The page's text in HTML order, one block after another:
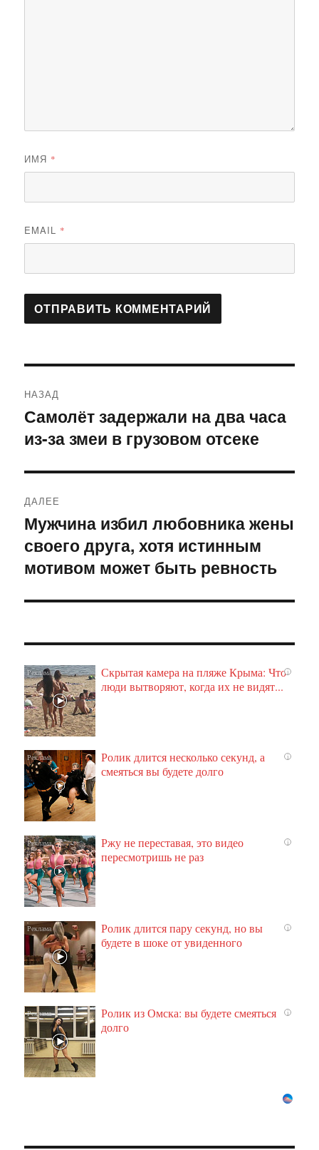
ИМЯ *
EMAIL *
по
записям
НАЗАД
Предыдущая
запись:
Самолёт задержали на два часа
из-за змеи в грузовом отсеке
ДАЛЕЕ
Следующая
запись:
Мужчина избил любовника жены
своего друга, хотя истинным
мотивом может быть ревность
i
Скрытая камера на пляже Крыма: Что
люди вытворяют, когда их не видят...
i
Ролик длится несколько секунд, а
смеяться вы будете долго
i
Ржу не переставая, это видео
пересмотришь не раз
i
Ролик длится пару секунд, но вы
будете в шоке от увиденного
i
Ролик из Омска: вы будете смеяться
долго